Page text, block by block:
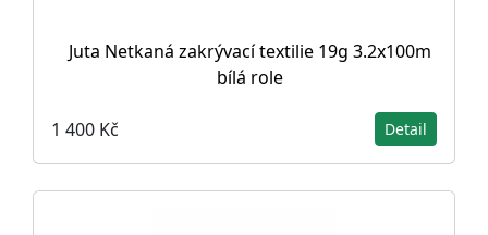
Juta Netkaná zakrývací textilie 19g 3.2x100m
bílá role
1 400 Kč Detail